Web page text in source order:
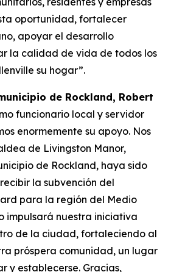
oportunidad, fortalecer
apoyar el desarrollo
la calidad de vida de todos los
su hogar”.
de Rockland, Robert
funcionario local y servidor
enormemente su apoyo. Nos
de Livingston Manor,
de Rockland, haya sido
la subvención del
para la región del Medio
impulsará nuestra iniciativa
de la ciudad, fortaleciendo al
próspera comunidad, un lugar
y establecerse. Gracias,